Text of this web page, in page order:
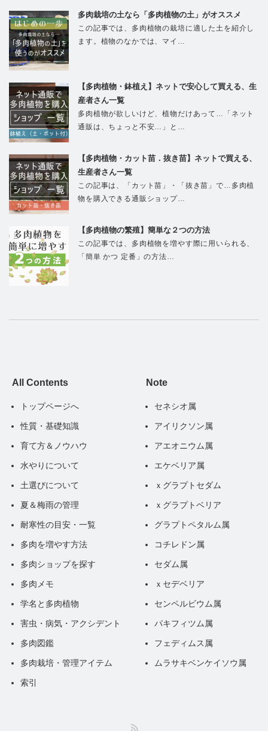
多肉栽培の土なら「多肉植物の土」がオススメ
この記事では、多肉植物の栽培に適した土を紹介し
ます。植物のなかでは、マイ…
【多肉植物・鉢植え】ネットで安心して買える、生
産者さん一覧
多肉植物が欲しいけど、植物だけあって…「ネット
通販は、ちょっと不安…」と…
【多肉植物・カット苗．抜き苗】ネットで買える、
生産者さん一覧
この記事は、「カット苗」・「抜き苗」で…多肉植
物を購入できる通販ショップ…
【多肉植物の繁殖】簡単な２つの方法
この記事では、多肉植物を増やす際に用いられる、
「簡単 かつ 定番」の方法…
All Contents
トップページへ
性質・基礎知識
育て方＆ノウハウ
水やりについて
土選びについて
夏＆梅雨の管理
耐寒性の目安・一覧
多肉を増やす方法
多肉ショップを探す
多肉メモ
学名と多肉植物
害虫・病気・アクシデント
多肉図鑑
多肉栽培・管理アイテム
索引
Note
セネシオ属
アイリクソン属
アエオニウム属
エケベリア属
ｘグラプトセダム
ｘグラプトベリア
グラプトペタルム属
コチレドン属
セダム属
ｘセデベリア
センペルビウム属
パキフィツム属
フェディムス属
ムラサキベンケイソウ属